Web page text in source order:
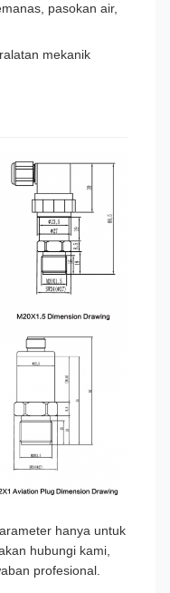
pasokan air,
mekanik
hanya untuk
hubungi kami,
profesional.